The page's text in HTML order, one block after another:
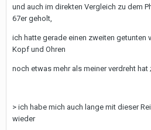
und auch im direkten Vergleich zu dem
67er geholt,
ich hatte gerade einen zweiten getunten
Kopf und Ohren
noch etwas mehr als meiner verdreht hat
> ich habe mich auch lange mit dieser
wieder